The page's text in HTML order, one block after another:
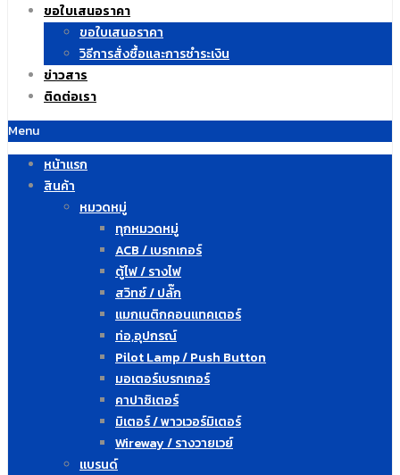
ขอใบเสนอราคา
ขอใบเสนอราคา
วิธีการสั่งซื้อและการชำระเงิน
ข่าวสาร
ติดต่อเรา
Menu
หน้าแรก
สินค้า
หมวดหมู่
ทุกหมวดหมู่
ACB / เบรกเกอร์
ตู้ไฟ / รางไฟ
สวิทซ์ / ปลั๊ก
แมกเนติกคอนแทคเตอร์
ท่อ,อุปกรณ์
Pilot Lamp / Push Button
มอเตอร์เบรกเกอร์
คาปาซิเตอร์
มิเตอร์ / พาวเวอร์มิเตอร์
Wireway / รางวายเวย์
แบรนด์